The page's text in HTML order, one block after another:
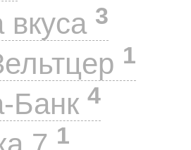
вкуса 3
1
Банк 4
1